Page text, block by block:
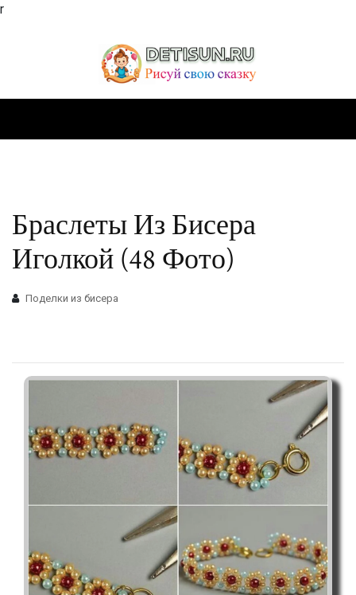
r
Браслеты Из Бисера
Иголкой (48 Фото)
Поделки из бисера